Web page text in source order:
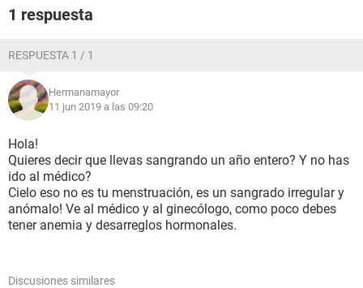
1 respuesta
RESPUESTA 1 / 1
Hermanamayor
11 jun 2019 a las 09:20
Hola!
Quieres decir que llevas sangrando un año entero? Y no has
ido al médico?
Cielo eso no es tu menstruación, es un sangrado irregular y
anómalo! Ve al médico y al ginecólogo, como poco debes
tener anemia y desarreglos hormonales.
Discusiones similares